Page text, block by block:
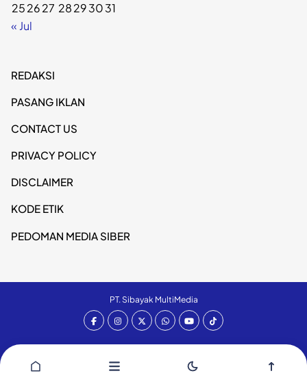
252627 28293031
« Jul
REDAKSI
PASANG IKLAN
CONTACT US
PRIVACY POLICY
DISCLAIMER
KODE ETIK
PEDOMAN MEDIA SIBER
PT. Sibayak MultiMedia